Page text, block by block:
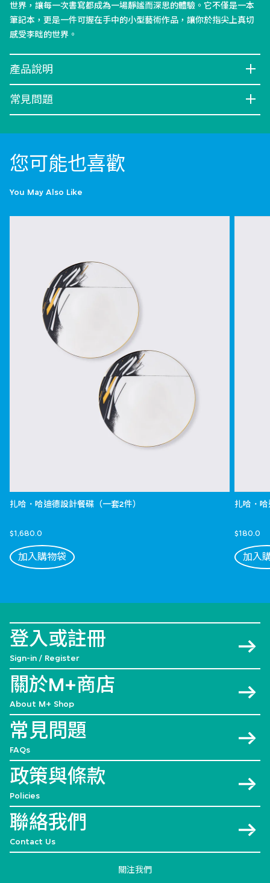
世界，讓每一次書寫都成為一場靜謐而深思的體驗。它不僅是一本
筆記本，更是一件可握在手中的小型藝術作品，讓你於指尖上真切
感受李昢的世界。
產品說明
常見問題
您可能也喜歡
You May Also Like
扎哈．哈迪德設計餐碟（一套2件）
$1,680.0
加入購物袋
扎哈．
$180.0
加入
登入或註冊
Sign-in / Register
關於M+商店
About M+ Shop
常見問題
FAQs
政策與條款
Policies
聯絡我們
Contact Us
關注我們